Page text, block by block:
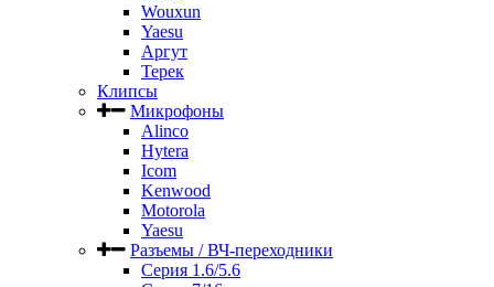
Wouxun
Yaesu
Аргут
Терек
Клипсы
Микрофоны
Alinco
Hytera
Icom
Kenwood
Motorola
Yaesu
Разъемы / ВЧ-переходники
Серия 1.6/5.6